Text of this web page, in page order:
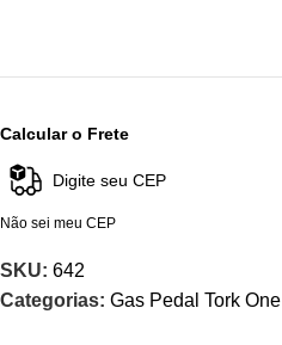
Calcular o Frete
Não sei meu CEP
SKU: 642
Categorias: Gas Pedal Tork One